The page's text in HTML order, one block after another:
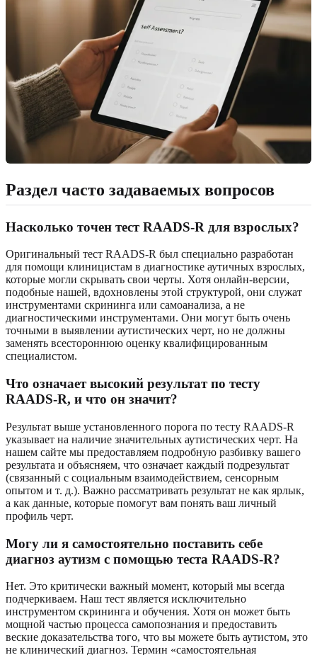
Раздел часто задаваемых вопросов
Насколько точен тест RAADS-R для взрослых?
Оригинальный тест RAADS-R был специально разработан
для помощи клиницистам в диагностике аутичных взрослых,
которые могли скрывать свои черты. Хотя онлайн-версии,
подобные нашей, вдохновлены этой структурой, они служат
инструментами скрининга или самоанализа, а не
диагностическими инструментами. Они могут быть очень
точными в выявлении аутистических черт, но не должны
заменять всестороннюю оценку квалифицированным
специалистом.
Что означает высокий результат по тесту
RAADS-R, и что он значит?
Результат выше установленного порога по тесту RAADS-R
указывает на наличие значительных аутистических черт. На
нашем сайте мы предоставляем подробную разбивку вашего
результата и объясняем, что означает каждый подрезультат
(связанный с социальным взаимодействием, сенсорным
опытом и т. д.). Важно рассматривать результат не как ярлык,
а как данные, которые помогут вам понять ваш личный
профиль черт.
Могу ли я самостоятельно поставить себе
диагноз аутизм с помощью теста RAADS-R?
Нет. Это критически важный момент, который мы всегда
подчеркиваем. Наш тест является исключительно
инструментом скрининга и обучения. Хотя он может быть
мощной частью процесса самопознания и предоставить
веские доказательства того, что вы можете быть аутистом, это
не клинический диагноз. Термин «самостоятельная